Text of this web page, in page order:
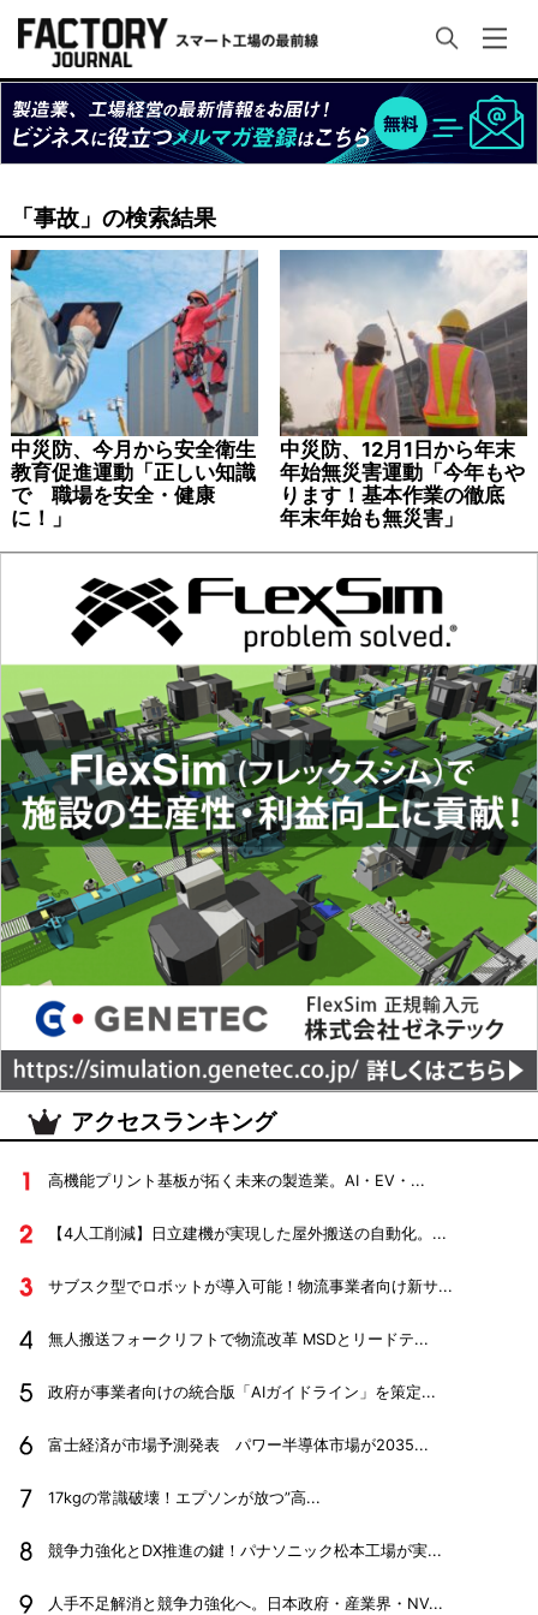
「事故」の検索結果
中災防、今月から安全衛生
教育促進運動「正しい知識
で 職場を安全・健康
に！」
中災防、12月1日から年末
年始無災害運動「今年もや
ります！基本作業の徹底
年末年始も無災害」
アクセスランキング
高機能プリント基板が拓く未来の製造業。AI・EV・...
【4人工削減】日立建機が実現した屋外搬送の自動化。...
サブスク型でロボットが導入可能！物流事業者向け新サ...
無人搬送フォークリフトで物流改革 MSDとリードテ...
政府が事業者向けの統合版「AIガイドライン」を策定...
富士経済が市場予測発表 パワー半導体市場が2035...
17kgの常識破壊！エプソンが放つ”高...
競争力強化とDX推進の鍵！パナソニック松本工場が実...
人手不足解消と競争力強化へ。日本政府・産業界・NV...